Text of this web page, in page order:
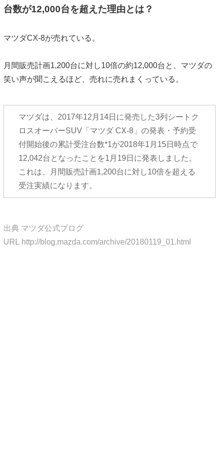
台数が12,000台を超えた理由とは？
マツダCX-8が売れている。
月間販売計画1,200台に対し10倍の約12,000台と、マツダの
笑い声が聞こえるほど、売れに売れまくっている。
マツダは、2017年12月14日に発売した3列シートク
ロスオーバーSUV「マツダ CX-8」の発表・予約受
付開始後の累計受注台数*1が2018年1月15日時点で
12,042台となったことを1月19日に発表しました。
これは、月間販売計画1,200台に対し10倍を超える
受注実績になります。
出典 マツダ公式ブログ
URL http://blog.mazda.com/archive/20180119_01.html